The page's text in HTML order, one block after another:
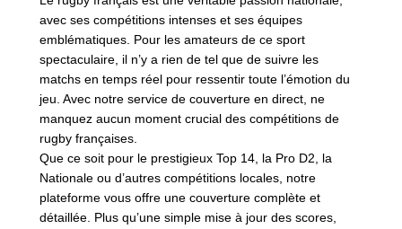
avec ses compétitions intenses et ses équipes
emblématiques. Pour les amateurs de ce sport
spectaculaire, il n’y a rien de tel que de suivre les
matchs en temps réel pour ressentir toute l’émotion du
jeu. Avec notre service de couverture en direct, ne
manquez aucun moment crucial des compétitions de
rugby françaises.
Que ce soit pour le prestigieux Top 14, la Pro D2, la
Nationale ou d’autres compétitions locales, notre
plateforme vous offre une couverture complète et
détaillée. Plus qu’une simple mise à jour des scores,